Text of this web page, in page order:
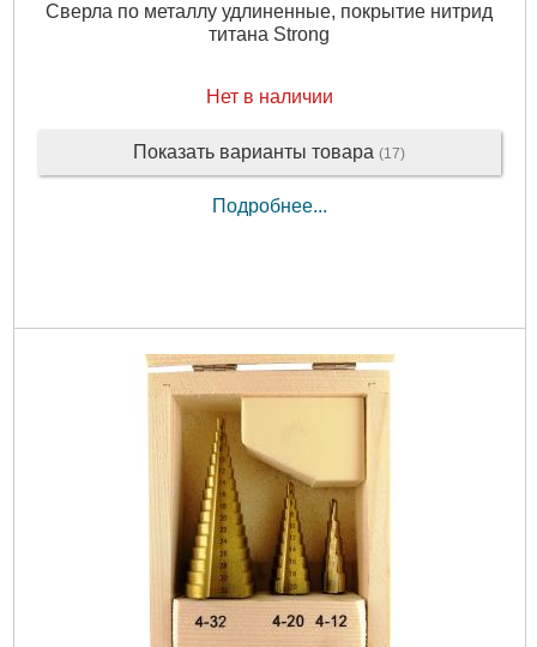
Сверла по металлу удлиненные, покрытие нитрид
титана Strong
Нет в наличии
Показать варианты товара (17)
Подробнее...